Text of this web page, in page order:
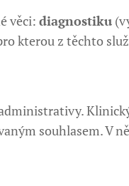
věci: diagnostiku
kterou z těchto
souhlasem. V